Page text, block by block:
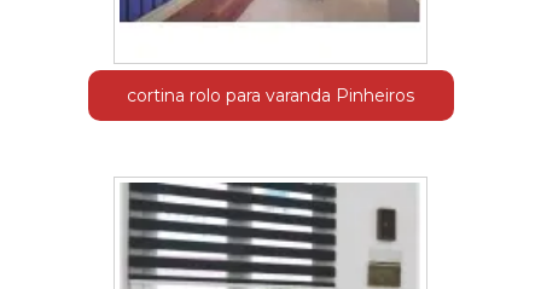
cortina rolo para varanda Pinheiros